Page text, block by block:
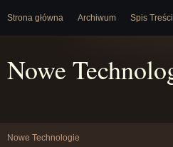
Strona główna Archiwum Spis Treści
Nowe
Nowe Technologie